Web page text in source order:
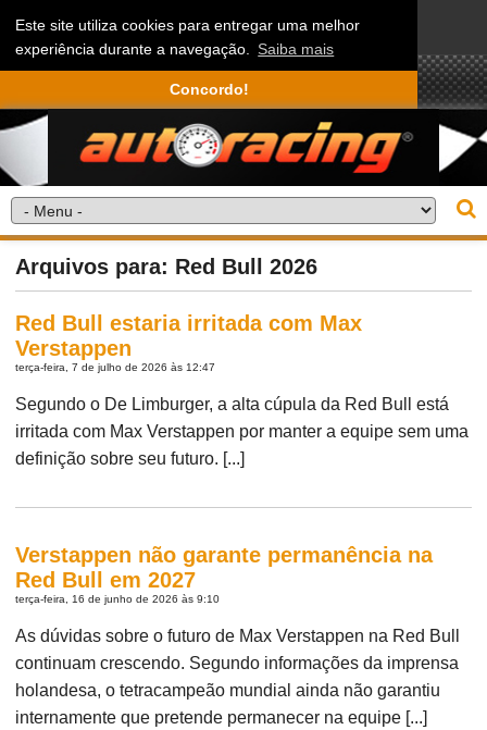
Este site utiliza cookies para entregar uma melhor
experiência durante a navegação. Saiba mais
Concordo!
Arquivos para: Red Bull 2026
Red Bull estaria irritada com Max
Verstappen
terça-feira, 7 de julho de 2026 às 12:47
Segundo o De Limburger, a alta cúpula da Red Bull está
irritada com Max Verstappen por manter a equipe sem uma
definição sobre seu futuro. [...]
Verstappen não garante permanência na
Red Bull em 2027
terça-feira, 16 de junho de 2026 às 9:10
As dúvidas sobre o futuro de Max Verstappen na Red Bull
continuam crescendo. Segundo informações da imprensa
holandesa, o tetracampeão mundial ainda não garantiu
internamente que pretende permanecer na equipe [...]